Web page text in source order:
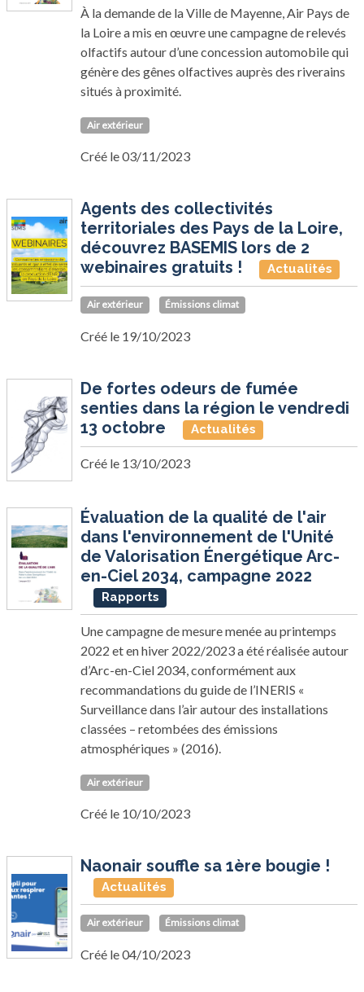
À la demande de la Ville de Mayenne, Air Pays de
la Loire a mis en œuvre une campagne de relevés
olfactifs autour d’une concession automobile qui
génère des gênes olfactives auprès des riverains
situés à proximité.
Air extérieur
Créé le 03/11/2023
Agents des collectivités
territoriales des Pays de la Loire,
découvrez BASEMIS lors de 2
webinaires gratuits !
Actualités
Air extérieur Émissions climat
Créé le 19/10/2023
De fortes odeurs de fumée
senties dans la région le vendredi
13 octobre
Actualités
Créé le 13/10/2023
Évaluation de la qualité de l'air
dans l'environnement de l'Unité
de Valorisation Énergétique Arc-
en-Ciel 2034, campagne 2022
Rapports
Une campagne de mesure menée au printemps
2022 et en hiver 2022/2023 a été réalisée autour
d’Arc-en-Ciel 2034, conformément aux
recommandations du guide de l’INERIS «
Surveillance dans l’air autour des installations
classées – retombées des émissions
atmosphériques » (2016).
Air extérieur
Créé le 10/10/2023
Naonair souffle sa 1ère bougie !
Actualités
Air extérieur Émissions climat
Créé le 04/10/2023